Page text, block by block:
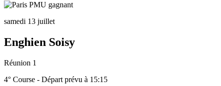
samedi 13 juillet
Enghien Soisy
Réunion 1
4° Course - Départ prévu à 15:15